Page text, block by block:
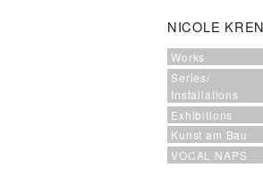
NICOLE
Works
Series/
Installations
Exhibitions
Kunst am Bau
VOCAL NAPS